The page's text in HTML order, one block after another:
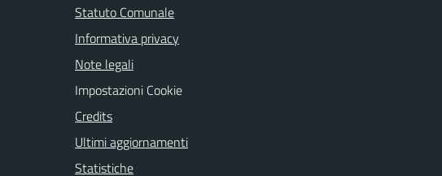
Statuto Comunale
Informativa privacy
Note legali
Impostazioni Cookie
Credits
Ultimi aggiornamenti
Statistiche